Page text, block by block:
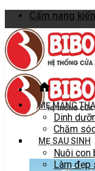
Skip
to
content
Cẩm nang
MẸ MANG
Dinh
Chăm
MẸ SAU SINH
Nuôi con
Làm đẹp